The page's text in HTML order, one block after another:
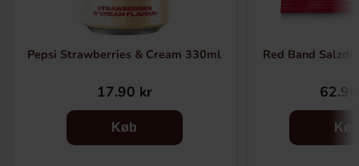
Pepsi Strawberries & Cream 330ml
17.90 kr
Køb
Red Band
Køb